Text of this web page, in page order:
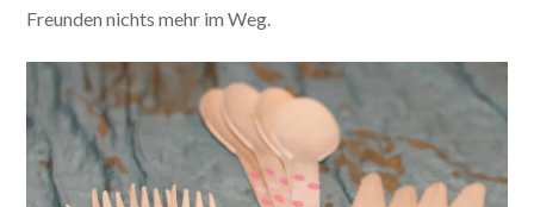
Freunden nichts mehr im Weg.